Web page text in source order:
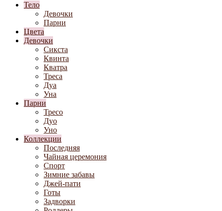
Тело
Девочки
Парни
Цвета
Девочки
Сикста
Квинта
Кватра
Треса
Дуа
Уна
Парни
Тресо
Дуо
Уно
Коллекции
Последняя
Чайная церемония
Спорт
Зимние забавы
Джей-пати
Готы
Задворки